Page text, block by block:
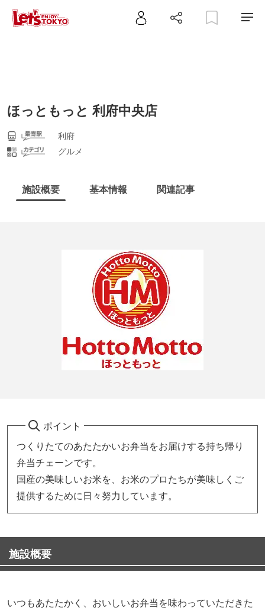
ほっともっと 利府中央店
利府
グルメ
施設概要 基本情報 関連記事
ポイント
つくりたてのあたたかいお弁当をお届けする持ち帰り
弁当チェーンです。
国産の美味しいお米を、お米のプロたちが美味しくご
提供するために日々努力しています。
施設概要
いつもあたたかく、おいしいお弁当を味わっていただきた